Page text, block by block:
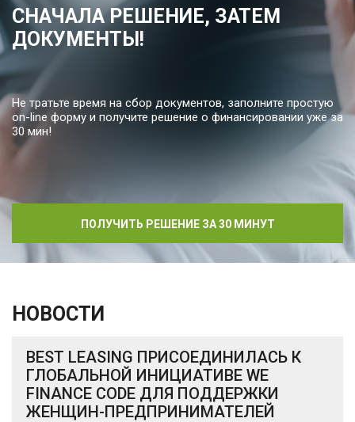
СНАЧАЛА РЕШЕНИЕ, ЗАТЕМ
ДОКУМЕНТЫ!
Не тратьте время на сбор документов, заполните простую
on-line форму и получите решение о финансировании уже за
30 мин!
ПОЛУЧИТЬ РЕШЕНИЕ ЗА 30 МИНУТ
НОВОСТИ
BEST LEASING ПРИСОЕДИНИЛАСЬ К
ГЛОБАЛЬНОЙ ИНИЦИАТИВЕ WE
FINANCE CODE ДЛЯ ПОДДЕРЖКИ
ЖЕНЩИН-ПРЕДПРИНИМАТЕЛЕЙ